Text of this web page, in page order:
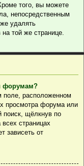
того, вы можете
непосредственным
удалять
той же странице.
форумам?
поле, расположенном
просмотра форума или
щёлкнув по
страницах
зависеть от